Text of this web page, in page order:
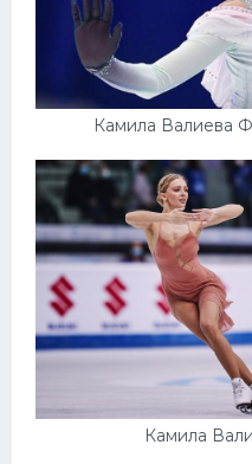
Камила Валиева
Камила